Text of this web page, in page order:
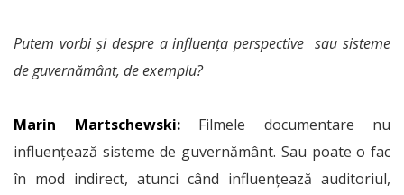
Putem vorbi și despre a influența perspective sau sisteme
de guvernământ, de exemplu?
Marin Martschewski: Filmele documentare nu
influențează sisteme de guvernământ. Sau poate o fac
în mod indirect, atunci când influențează auditoriul,